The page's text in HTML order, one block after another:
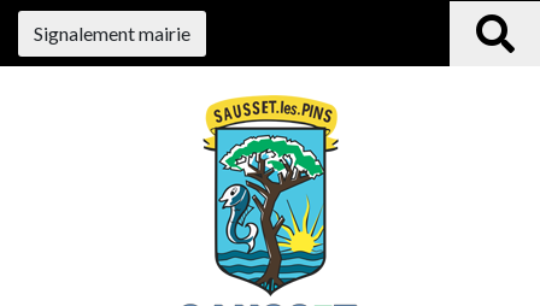
Signalement mairie